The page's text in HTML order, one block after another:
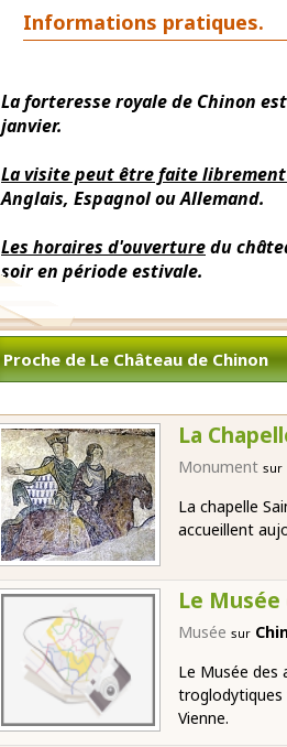
Informations pratiques.
La forteresse royale de Chinon est
janvier.
La visite peut être faite
Anglais, Espagnol ou Allemand.
Les horaires d'ouverturedu
soir en période estivale.
Proche de Le Château de Chinon
La
Monument sur
La chapelle
accueillent
Le
Musée sur
Le Musée des
troglodytiques
Vienne.